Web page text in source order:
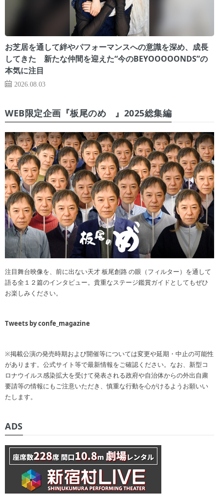
お芝居を通して絆やパフォーマンスへの意識を深め、成長
してきた 新たな仲間を迎えた“今のBEYOOOOONDS”の
本気に注目
2026.08.03
WEB限定企画『板尾のめ゙』2025総集編
注目舞台映像を、前に出ない天才 板尾創路 の眼（フィルター）を通して
語る全１２篇のインタビュー。貴重なステージ鑑賞ガイドとしてもぜひ
お楽しみください。
Tweets by confe_magazine
※掲載公演の発売時期および開催等については変更や延期・中止の可能性
があります。公式サイト等で最新情報をご確認ください。なお、新型コ
ロナウイルス感染拡大を受けて発表される政府や自治体からの外出自粛
要請等の情報にもご注意いただき、慎重な行動を心がけるようお願いい
たします。
ADS